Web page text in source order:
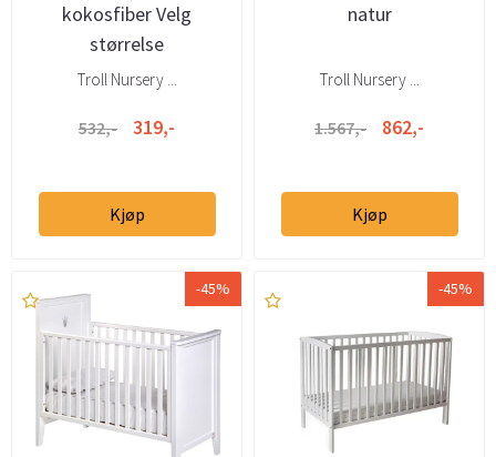
kokosfiber Velg
størrelse
Troll Nursery ...
532,- 319,-
Kjøp
natur
Troll Nursery ...
1.567,- 862,-
Kjøp
-45% -45%